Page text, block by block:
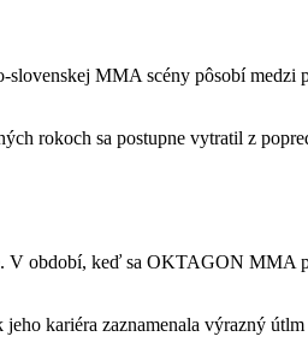
MMA scény pôsobí medzi
rokoch sa postupne vytratil z
období, keď sa OKTAGON MMA
kariéra zaznamenala výrazný